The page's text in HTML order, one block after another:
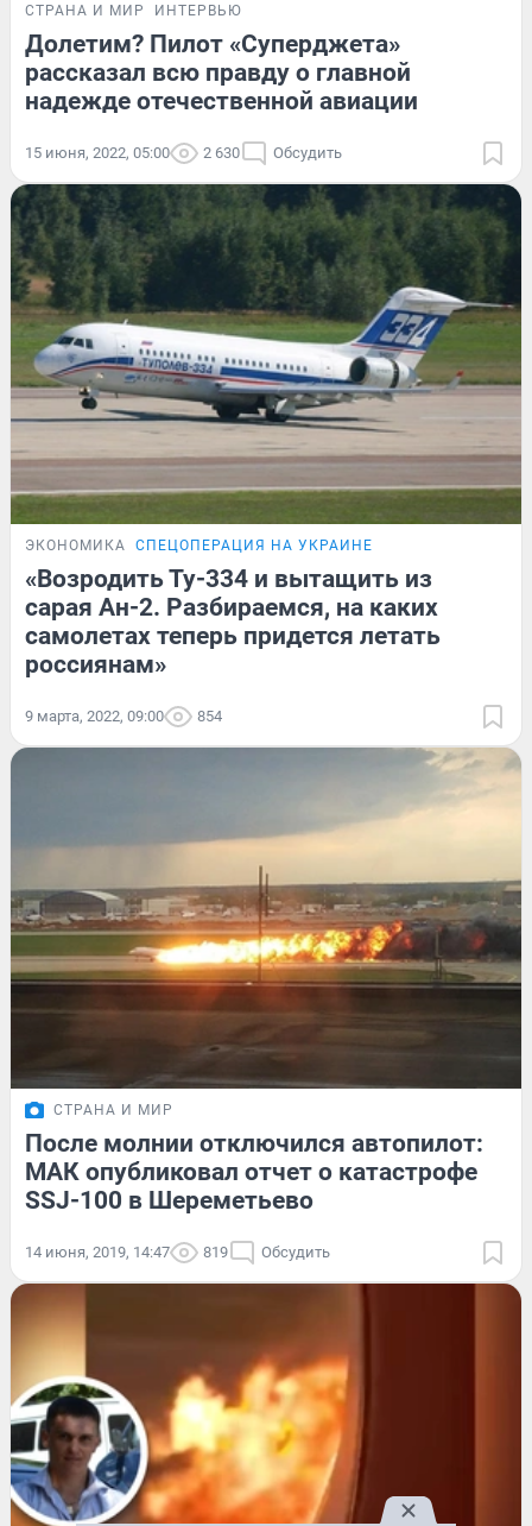
СТРАНА И МИР ИНТЕРВЬЮ
Долетим? Пилот «Суперджета»
рассказал всю правду о главной
надежде отечественной авиации
15 июня, 2022, 05:00 2 630 Обсудить
ЭКОНОМИКА СПЕЦОПЕРАЦИЯ НА УКРАИНЕ
«Возродить Ту-334 и вытащить из
сарая Ан-2. Разбираемся, на каких
самолетах теперь придется летать
россиянам»
9 марта, 2022, 09:00 854
СТРАНА И МИР
После молнии отключился автопилот:
МАК опубликовал отчет о катастрофе
SSJ-100 в Шереметьево
14 июня, 2019, 14:47 819 Обсудить